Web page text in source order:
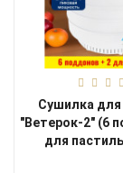
Сушилка
"Ветерок-2" (6
для